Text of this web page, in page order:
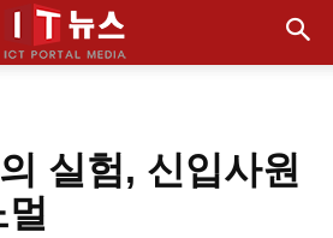
실험, 신입사원